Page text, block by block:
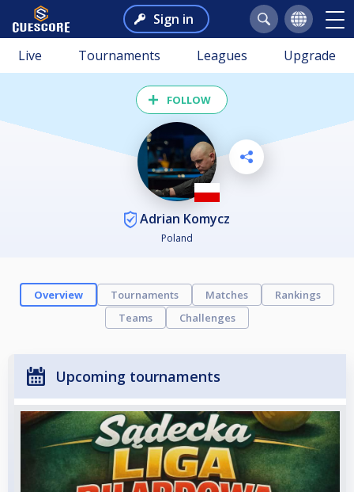
Sign in
Live Tournaments Leagues Upgrade
FOLLOW
Adrian Komycz
Poland
Overview Tournaments Matches
Rankings
Teams
Challenges
Upcoming tournaments